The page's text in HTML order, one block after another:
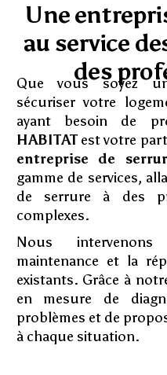
Une
au service
des
Que vous soyez
sécuriser votre
ayant besoin de
HABITATest votre
entreprise de
gamme de services,
de serrure à des
complexes.
Nous
maintenance et la
existants. Grâce à
en mesure de
problèmes et de
à chaque situation.